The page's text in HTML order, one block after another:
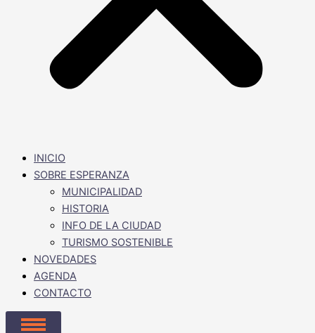
INICIO
SOBRE ESPERANZA
MUNICIPALIDAD
HISTORIA
INFO DE LA CIUDAD
TURISMO SOSTENIBLE
NOVEDADES
AGENDA
CONTACTO